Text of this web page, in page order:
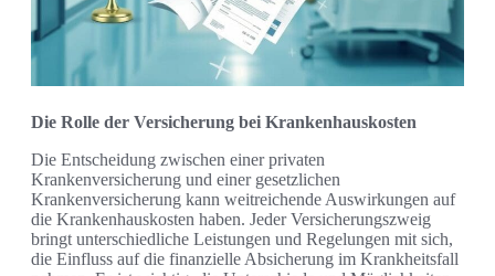
Die Rolle der Versicherung bei Krankenhauskosten
Die Entscheidung zwischen einer privaten
Krankenversicherung und einer gesetzlichen
Krankenversicherung kann weitreichende Auswirkungen auf
die Krankenhauskosten haben. Jeder Versicherungszweig
bringt unterschiedliche Leistungen und Regelungen mit sich,
die Einfluss auf die finanzielle Absicherung im Krankheitsfall